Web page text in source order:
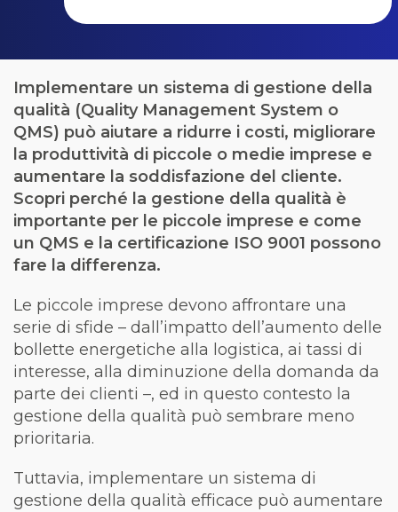
Implementare un sistema di gestione della
qualità (Quality Management System o
QMS) può aiutare a ridurre i costi, migliorare
la produttività di piccole o medie imprese e
aumentare la soddisfazione del cliente.
Scopri perché la gestione della qualità è
importante per le piccole imprese e come
un QMS e la certificazione ISO 9001 possono
fare la differenza.
Le piccole imprese devono affrontare una
serie di sfide – dall’impatto dell’aumento delle
bollette energetiche alla logistica, ai tassi di
interesse, alla diminuzione della domanda da
parte dei clienti –, ed in questo contesto la
gestione della qualità può sembrare meno
prioritaria.
Tuttavia, implementare un sistema di
gestione della qualità efficace può aumentare